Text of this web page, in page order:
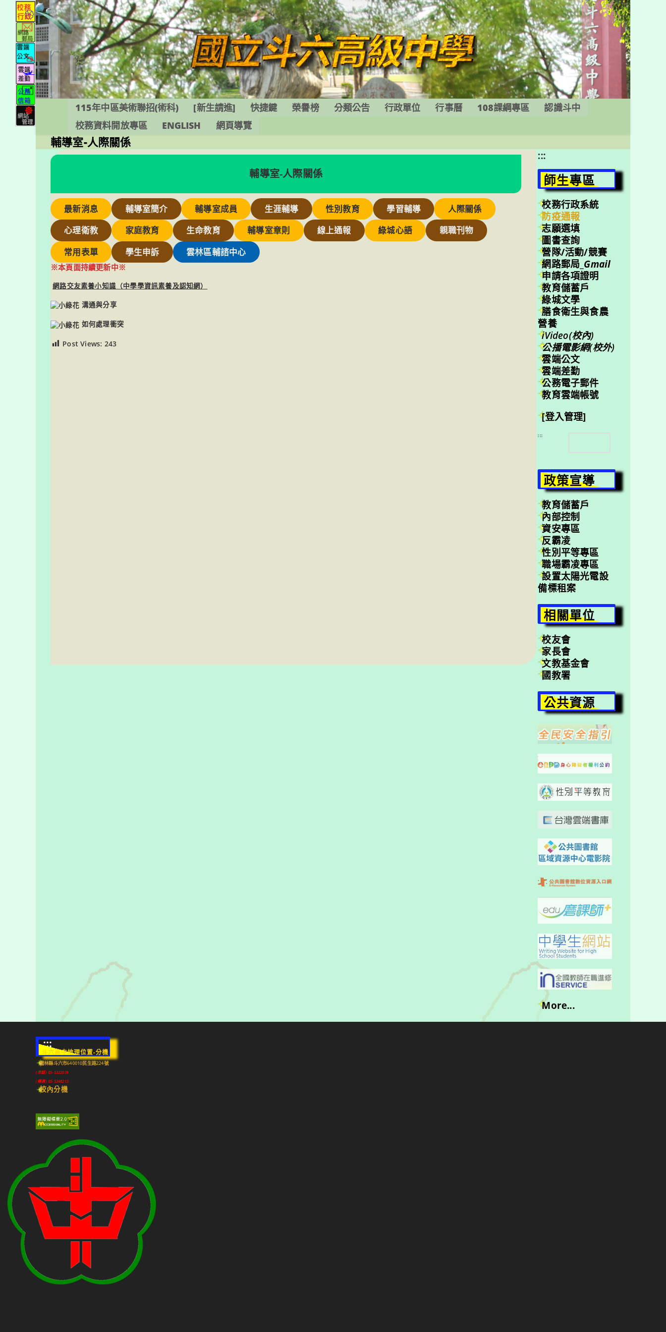
115年中區美術聯招(術科) [新生請進] 快捷鍵 榮譽榜 分類公告 行政單位 行事曆 108課綱專區
認識斗中
校務資料開放專區
ENGLISH 網頁導覽
輔導室-人際關係
輔導室-人際關係
最新消息 輔導室簡介 輔導室成員 生涯輔導 性別教育 學習輔導
人際關係
心理衛教
家庭教育 生命教育 輔導室章則 線上通報 綠城心語
親職刊物
常用表單
學生申訴 雲林區輔諮中心
※本頁面持續更新中※
網路交友素養小知識（中學學資訊素養及認知網）
溝通與分享
如何處理衝突
Post Views: 243
:::
師生專區
校務行政系統
防疫通報
志願選填
圖書查詢
營隊/活動/競賽
網路郵局_ Gmail
申請各項證明
教育儲蓄戶
綠城文學
膳食衛生與食農
營養
iVideo(校內)
公播電影網(校外)
雲端公文
雲端差勤
公務電子郵件
教育雲端帳號
[登入管理]
:::
搜
尋
政策宣導
教育儲蓄戶
內部控制
資安專區
反霸凌
性別平等專區
職場霸凌專區
設置太陽光電設
備標租案
相關單位
校友會
家長會
文教基金會
國教署
公共資源
More...
:::
斗六高中地理位置-分機
雲林縣斗六市640010民生路224號
(市話) 05-5322039
(傳真) 05-5348213
校內分機